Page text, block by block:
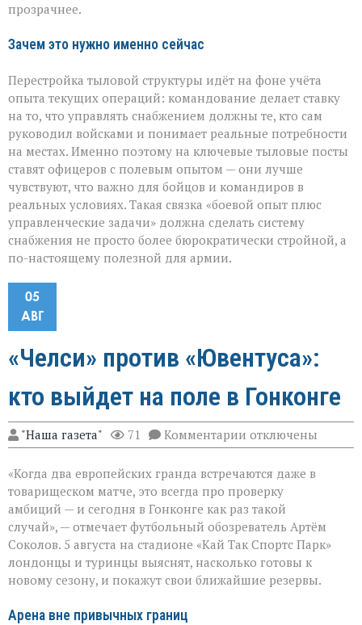
прозрачнее.
Зачем это нужно именно сейчас
Перестройка тыловой структуры идёт на фоне учёта
опыта текущих операций: командование делает ставку
на то, что управлять снабжением должны те, кто сам
руководил войсками и понимает реальные потребности
на местах. Именно поэтому на ключевые тыловые посты
ставят офицеров с полевым опытом — они лучше
чувствуют, что важно для бойцов и командиров в
реальных условиях. Такая связка «боевой опыт плюс
управленческие задачи» должна сделать систему
снабжения не просто более бюрократически стройной, а
по-настоящему полезной для армии.
05
АВГ
«Челси» против «Ювентуса»:
кто выйдет на поле в Гонконге
"Наша газета" 71 Комментарии к
записи
против
«Ювентуса»:
кто
выйдет
на
поле
в
Гонконге
отключены
«Когда два европейских гранда встречаются даже в
товарищеском матче, это всегда про проверку
амбиций — и сегодня в Гонконге как раз такой
случай», — отмечает футбольный обозреватель Артём
Соколов. 5 августа на стадионе «Кай Так Спортс Парк»
лондонцы и туринцы выяснят, насколько готовы к
новому сезону, и покажут свои ближайшие резервы.
Арена вне привычных границ